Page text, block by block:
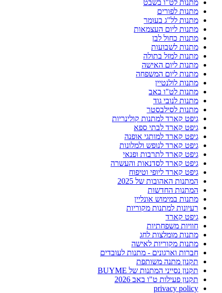
מתנות לט"ו בשבט
מתנות לפורים
מתנות לל"ג בעומר
מתנות ליום העצמאות
מתנות כחול לבן
מתנות לשבועות
מתנות למזל בתולה
מתנות ליום האישה
מתנות ליום המשפחה
מתנות לולנטיין
מתנות לט"ו באב
מתנות לנובי גוד
מתנות לסילבסטר
גיפט קארד למתנות קולינריות
גיפט קארד לבתי ספא
גיפט קארד למותגי אופנה
גיפט קארד לנופש ולמלונות
גיפט קארד לתרבות ופנאי
גיפט קארד לסדנאות והעשרה
גיפט קארד ליופי וטיפוח
המתנות האהובות של 2025
המתנות החדשות
מתנות במימוש אונליין
רעיונות למתנות מקוריות
גיפט קארד
חוויות משפחתיות
מתנות מומלצות לחג
מתנות מקוריות לאישה
חברות וארגונים - מתנות לעובדים
תקנון מתנה משותפת
תקנון נסייני המתנות של BUYME
תקנון פעילות ט"ו באב 2026
privacy policy